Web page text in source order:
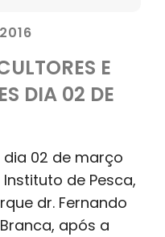
E
DIA 02 DE
02 de março
de Pesca,
dr. Fernando
após a